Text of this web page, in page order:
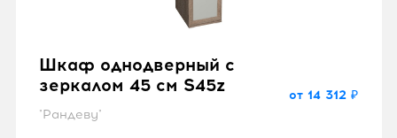
Шкаф однодверный с
зеркалом 45 см S45z
"Рандеву"
от 14 312 ₽